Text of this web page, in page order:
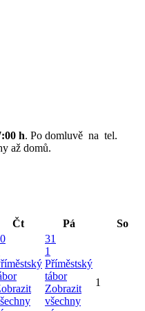
h. Po domluvě na tel.
až domů.
Čt Pá
So
31
1
Příměstský
tábor
Zobrazit
všechny
1